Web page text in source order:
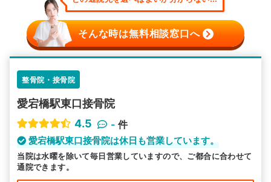
そんな時は無料相談窓口へ
整骨院・接骨院
愛宕橋駅東口接骨院
4.5
- 件
愛宕橋駅東口接骨院は休日も営業しています。
当院は水曜を除いて毎日営業していますので、ご都合に合わせて
通院できます。